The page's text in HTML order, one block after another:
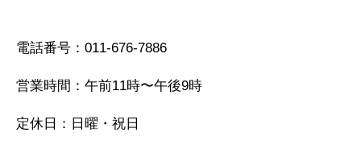
電話番号：011-676-7886
営業時間：午前11時〜午後9時
定休日：日曜・祝日